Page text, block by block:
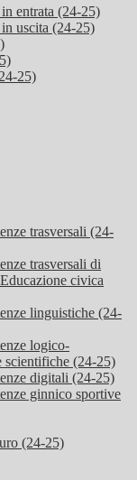
entrata (24-25)
uscita (24-25)
25)
trasversali (24-
trasversali di
civica
linguistiche (24-
logico-
scientifiche (24-25)
digitali (24-25)
ginnico sportive
(24-25)